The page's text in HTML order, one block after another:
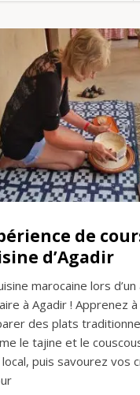
de
d’Agadir
marocaine lors
à Agadir ! Apprenez à
des plats
le tajine et le
puis savourez vos